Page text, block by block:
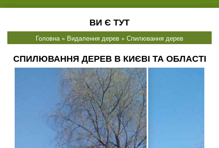
ВИ Є ТУТ
Головна » Видалення дерев » Спилювання дерев
СПИЛЮВАННЯ ДЕРЕВ В КИЄВІ ТА ОБЛАСТІ